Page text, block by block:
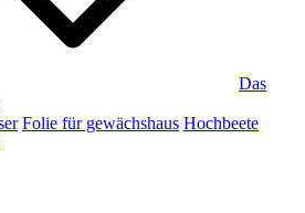
Das
Folie für gewächshaus Hochbeete